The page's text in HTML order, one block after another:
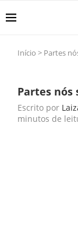
Início > Partes
Partes nós
Escrito por
minutos de